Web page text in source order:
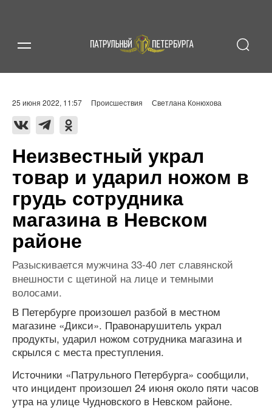
25 июня 2022, 11:57 Происшествия Светлана Конюхова
Неизвестный украл
товар и ударил ножом в
грудь сотрудника
магазина в Невском
районе
Разыскивается мужчина 33-40 лет славянской
внешности с щетиной на лице и темными
волосами.
В Петербурге произошел разбой в местном
магазине «Дикси». Правонарушитель украл
продукты, ударил ножом сотрудника магазина и
скрылся с места преступления.
Источники «Патрульного Петербурга» сообщили,
что инцидент произошел 24 июня около пяти часов
утра на улице Чудновского в Невском районе.